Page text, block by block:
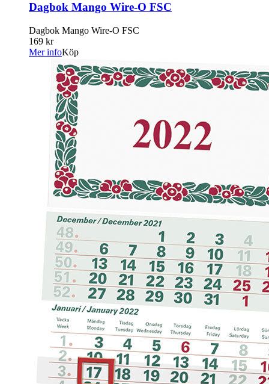
Dagbok Mango Wire-O FSC
Dagbok Mango Wire-O FSC
169 kr
Mer infoKöp